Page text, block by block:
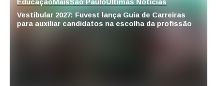
Vestibular 2027: Fuvest lança Guia de Carreiras
para auxiliar candidatos na escolha da profissão